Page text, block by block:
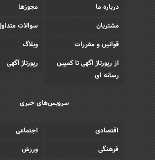
درباره ما
مجوزها
مشتریان
سوالات
قوانین و مقررات
وبلاگ
از رپورتاژ آگهی تا کمپین
رسانه ای
رپورتاژ آگهی
سرویس‌های خبری
اقتصادی
اجتماعی
فرهنگی
ورزش